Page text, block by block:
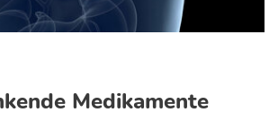
Medikamente